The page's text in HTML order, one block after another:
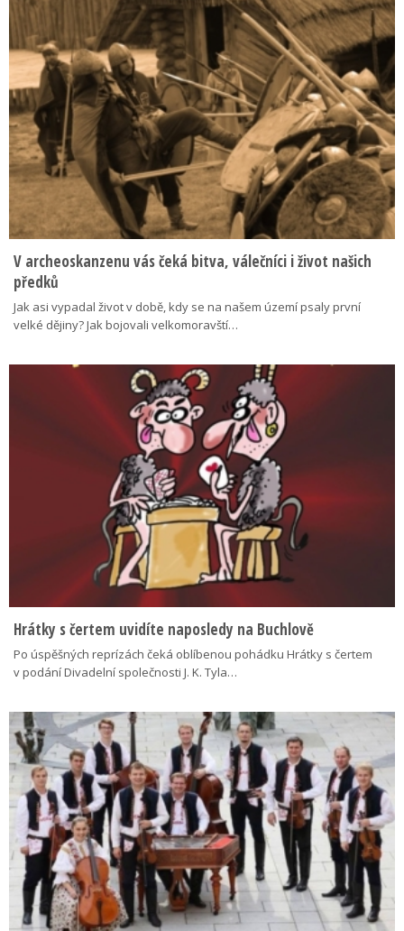
V archeoskanzenu vás čeká bitva, válečníci i život našich
předků
Jak asi vypadal život v době, kdy se na našem území psaly první
velké dějiny? Jak bojovali velkomoravští…
Hrátky s čertem uvidíte naposledy na Buchlově
Po úspěšných reprízách čeká oblíbenou pohádku Hrátky s čertem
v podání Divadelní společnosti J. K. Tyla…